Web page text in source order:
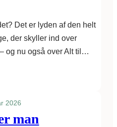
Det er lyden af den helt
der skyller ind over
og nu også over Alt til…
2026
man